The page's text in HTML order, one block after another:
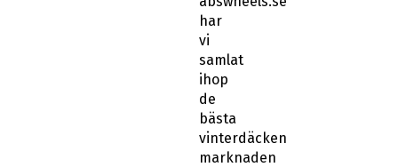
har
vi
samlat
ihop
de
bästa
vinterdäcken
marknaden